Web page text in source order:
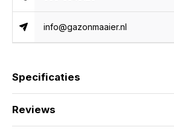
info@gazonmaaier.nl
Specificaties
Reviews